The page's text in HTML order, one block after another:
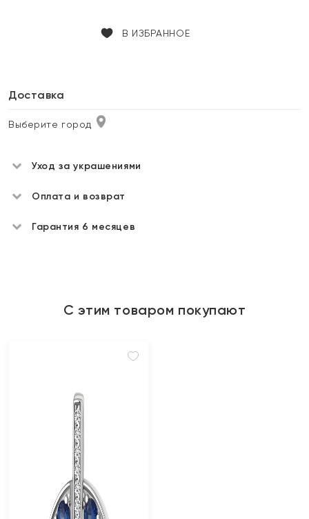
В ИЗБРАННОЕ
Доставка
Выберите город
Уход за украшениями
Оплата и возврат
Гарантия 6 месяцев
С этим товаром покупают